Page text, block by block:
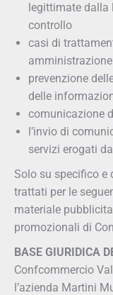
legittimate dalla
controllo
casi di
prevenzione
delle
comunicazione
l’invio di
servizi erogati
Solo su specifico e
trattati per le
materiale
promozionali di
BASE GIURIDICA
Confcommercio
l’azienda Martini